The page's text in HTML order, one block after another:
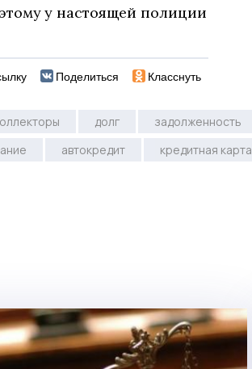
у настоящей полиции
Поделиться Класснуть
долг задолженность
автокредит кредитная карта